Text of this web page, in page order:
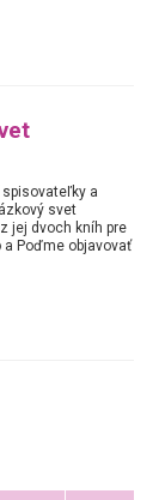
a
svet
jej dvoch kníh pre
a Poďme objavovať